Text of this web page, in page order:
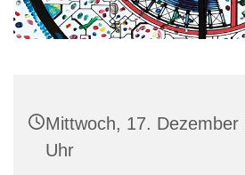
Mittwoch, 17. Dezember
Uhr